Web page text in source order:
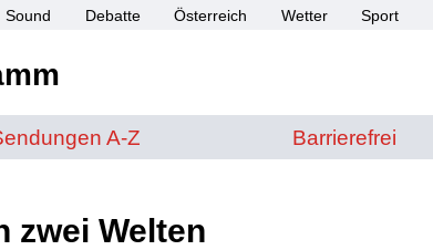
Sound Debatte Österreich Wetter Sport
von A bis Z
A-Z Barrierefrei
Barrierefrei
zwei Welten